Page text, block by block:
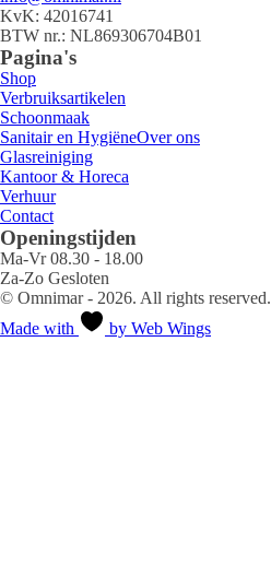
KvK: 42016741
BTW nr.: NL869306704B01
Pagina's
Shop
Verbruiksartikelen
Schoonmaak
Sanitair en HygiëneOver ons
Glasreiniging
Kantoor & Horeca
Verhuur
Contact
Openingstijden
Ma-Vr 08.30 - 18.00
Za-Zo Gesloten
© Omnimar - 2026. All rights reserved.
Made with
by Web Wings